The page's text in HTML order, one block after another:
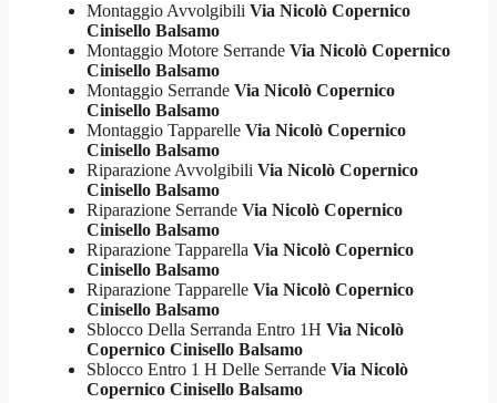
Montaggio Avvolgibili Via Nicolò Copernico
Cinisello Balsamo
Montaggio Motore Serrande Via Nicolò Copernico
Cinisello Balsamo
Montaggio Serrande Via Nicolò Copernico
Cinisello Balsamo
Montaggio Tapparelle Via Nicolò Copernico
Cinisello Balsamo
Riparazione Avvolgibili Via Nicolò Copernico
Cinisello Balsamo
Riparazione Serrande Via Nicolò Copernico
Cinisello Balsamo
Riparazione Tapparella Via Nicolò Copernico
Cinisello Balsamo
Riparazione Tapparelle Via Nicolò Copernico
Cinisello Balsamo
Sblocco Della Serranda Entro 1H Via Nicolò
Copernico Cinisello Balsamo
Sblocco Entro 1 H Delle Serrande Via Nicolò
Copernico Cinisello Balsamo